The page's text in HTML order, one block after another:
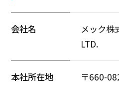
会社名
メック株
LTD.
本社所在地
〒660-